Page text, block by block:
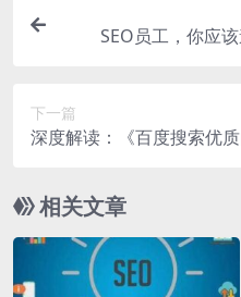
SEO员工，你应
下一篇
深度解读：《百度搜索优质
相关文章